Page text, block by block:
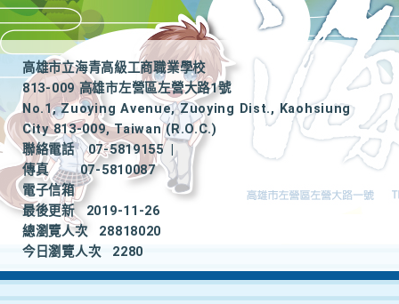
高雄市立海青高級工商職業學校
813-009 高雄市左營區左營大路1號
No.1, Zuoying Avenue, Zuoying Dist., Kaohsiung
City 813-009, Taiwan (R.O.C.)
聯絡電話
07-5819155
|
傳真
07-5810087
電子信箱
最後更新
2019-11-26
總瀏覽人次
28818020
今日瀏覽人次
2280